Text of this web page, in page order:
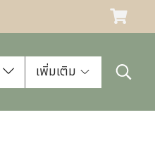
เพิ่มเติม